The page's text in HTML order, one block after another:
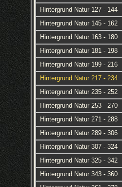
Hintergrund Natur 127 - 144
Hintergrund Natur 145 - 162
Hintergrund Natur 163 - 180
Hintergrund Natur 181 - 198
Hintergrund Natur 199 - 216
Hintergrund Natur 217 - 234
Hintergrund Natur 235 - 252
Hintergrund Natur 253 - 270
Hintergrund Natur 271 - 288
Hintergrund Natur 289 - 306
Hintergrund Natur 307 - 324
Hintergrund Natur 325 - 342
Hintergrund Natur 343 - 360